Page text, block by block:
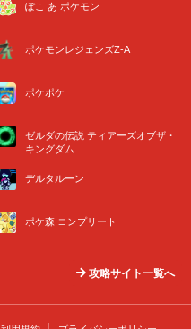
ぽこ あ ポケモン
ポケモンレジェンズZ-A
ポケポケ
ゼルダの伝説 ティアーズオブザ・
キングダム
デルタルーン
ポケ森 コンプリート
攻略サイト一覧へ